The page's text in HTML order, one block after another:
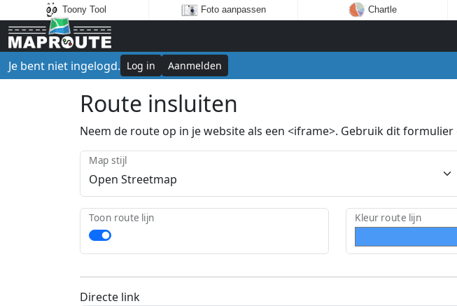
Toony Tool Foto aanpassen Chartle
Je bent niet ingelogd. Log in Aanmelden
Route insluiten
Neem de route op in je website als een <iframe>. Gebruik dit
Map stijl
Toon route lijn Kleur route lijn
Directe link